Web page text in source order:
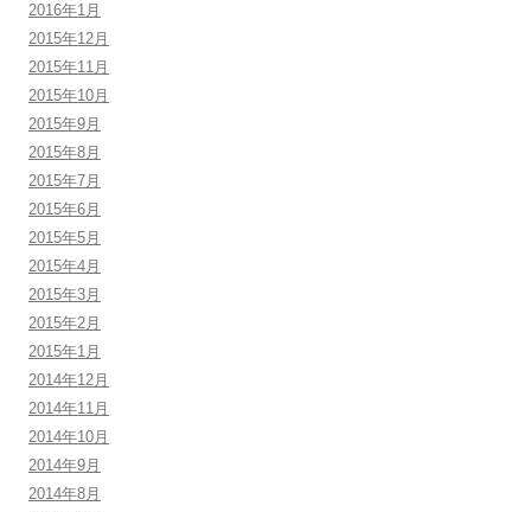
2016年1月
2015年12月
2015年11月
2015年10月
2015年9月
2015年8月
2015年7月
2015年6月
2015年5月
2015年4月
2015年3月
2015年2月
2015年1月
2014年12月
2014年11月
2014年10月
2014年9月
2014年8月